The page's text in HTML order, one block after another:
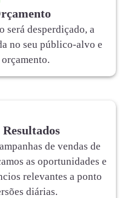
será desperdiçado, a
no seu público-alvo e
de vendas de
as oportunidades e
relevantes a ponto
diárias.